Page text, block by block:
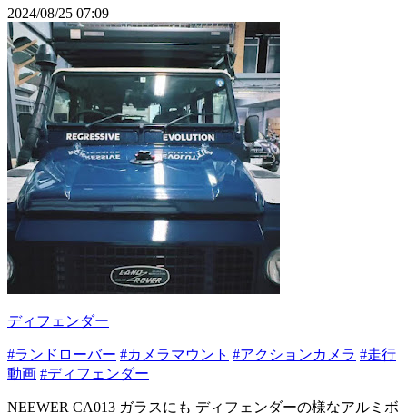
2024/08/25 07:09
ディフェンダー
#ランドローバー #カメラマウント #アクションカメラ #走行
動画 #ディフェンダー
NEEWER CA013 ガラスにも ディフェンダーの様なアルミボ